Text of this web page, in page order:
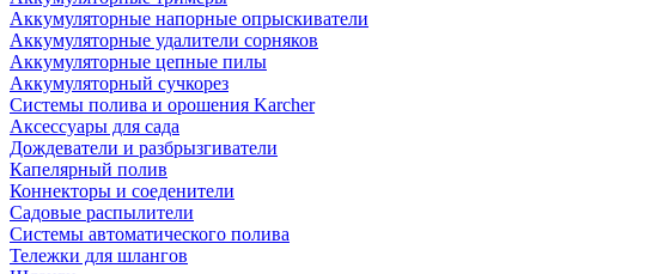
Аккумуляторные напорные опрыскиватели
Аккумуляторные удалители сорняков
Аккумуляторные цепные пилы
Аккумуляторный сучкорез
Системы полива и орошения Karcher
Аксессуары для сада
Дождеватели и разбрызгиватели
Капелярный полив
Коннекторы и соеденители
Садовые распылители
Системы автоматического полива
Тележки для шлангов